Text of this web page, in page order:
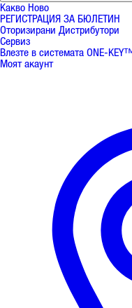
Какво Ново
РЕГИСТРАЦИЯ ЗА БЮЛЕТИН
Оторизирани Дистрибутори
Сервиз
Влезте в системата ONE-
Моят акаунт